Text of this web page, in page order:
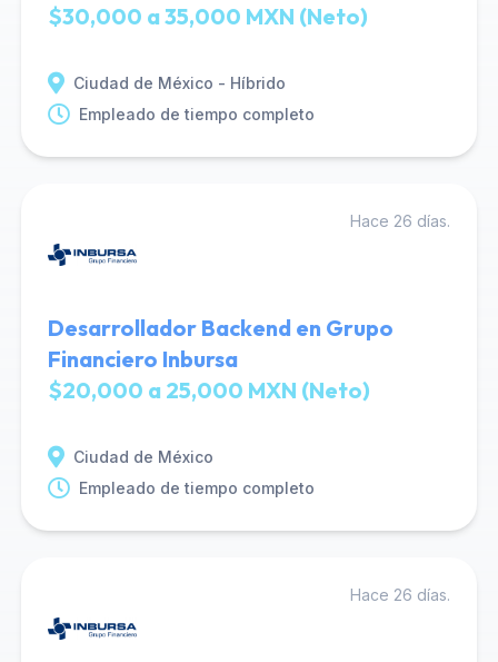
$30,000 a 35,000 MXN (Neto)
Ciudad de México - Híbrido
Empleado de tiempo completo
Hace 26 días.
Desarrollador Backend en Grupo
Financiero Inbursa
$20,000 a 25,000 MXN (Neto)
Ciudad de México
Empleado de tiempo completo
Hace 26 días.